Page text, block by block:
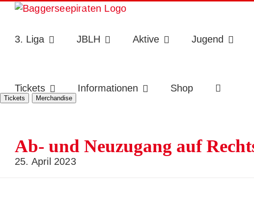
Zum
3. Liga JBLH Aktive Jugend
Tickets Informationen Shop
Ab- und Neuzugang auf
25. April 2023
Sliding
Tickets Merchandise